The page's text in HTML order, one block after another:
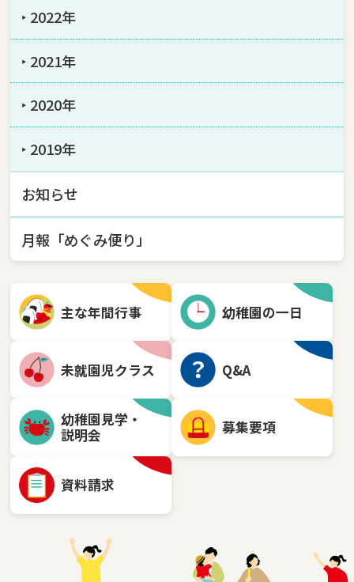
‣ 2022年
‣ 2021年
‣ 2020年
‣ 2019年
お知らせ
月報「めぐみ便り」
主な年間行事 幼稚園の一日
未就園児クラス Q&A
幼稚園見学・
説明会
募集要項
資料請求